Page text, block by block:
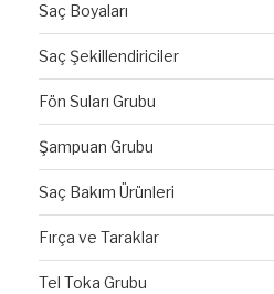
Saç Boyaları
Saç Şekillendiriciler
Fön Suları Grubu
Şampuan Grubu
Saç Bakım Ürünleri
Fırça ve Taraklar
Tel Toka Grubu